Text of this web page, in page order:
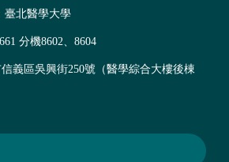
臺北醫學大學
分機8602、8604
信義區吳興街250號（醫學綜合大樓後棟